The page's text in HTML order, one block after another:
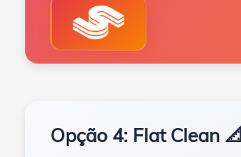
Opção 4: Flat Clean 📐